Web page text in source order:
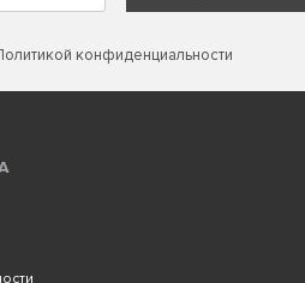
конфиденциальности